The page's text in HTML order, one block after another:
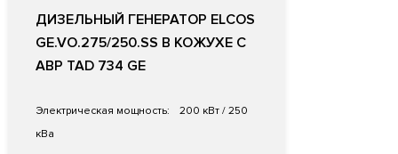
ДИЗЕЛЬНЫЙ ГЕНЕРАТОР ELCOS
GE.VO.275/250.SS В КОЖУХЕ С
АВР TAD 734 GE
Электрическая мощность:
200 кВт / 250
кВа